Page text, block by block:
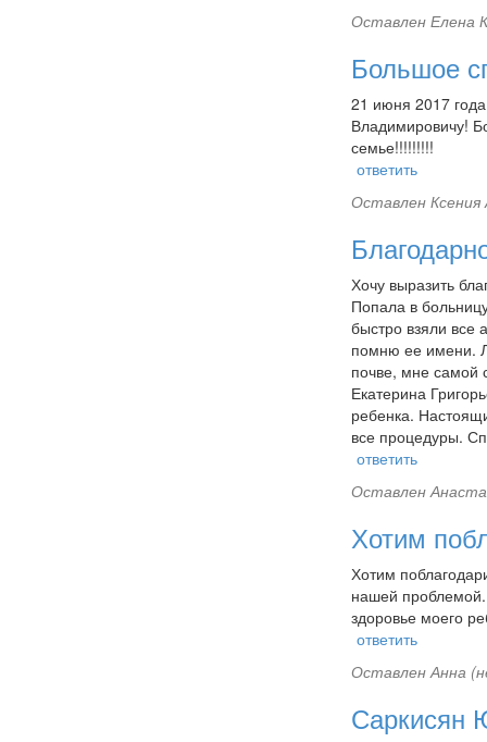
Оставлен Елена
Большое
21 июня 2017
Владимировичу!
семье!!!!!!!!!
ответить
Оставлен Ксения
Хочу выразить
Попала в
быстро взяли все
помню ее имени.
почве, мне самой
Екатерина
ребенка.
все процедуры.
ответить
Оставлен
Хотим
Хотим
нашей
здоровье моего
ответить
ОставленАнна
Саркисян